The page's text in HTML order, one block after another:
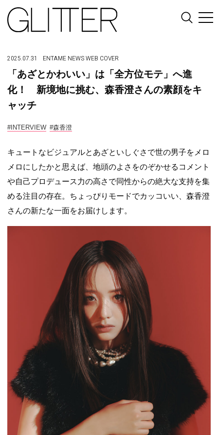
2025.07.31 ENTAME NEWSWEB COVER
「あざとかわいい」は「全方位モテ」へ進
化！ 新境地に挑む、森香澄さんの素顔をキ
ャッチ
#INTERVIEW #森香澄
キュートなビジュアルとあざといしぐさで世の男子をメロ
メロにしたかと思えば、地頭のよさをのぞかせるコメント
や自己プロデュース力の高さで同性からの絶大な支持を集
める注目の存在。ちょっぴりモードでカッコいい、森香澄
さんの新たな一面をお届けします。